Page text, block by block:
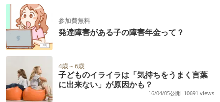
参加費無料
発達障害がある子の障害年金って？
4歳～6歳
子どものイライラは「気持ちをうまく言葉
に出来ない」が原因かも？
16/04/05公開 10691 views